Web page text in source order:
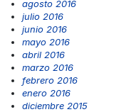
agosto 2016
julio 2016
junio 2016
mayo 2016
abril 2016
marzo 2016
febrero 2016
enero 2016
diciembre 2015